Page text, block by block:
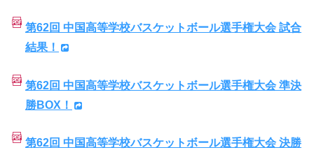
第62回 中国高等学校バスケットボール選手権大会 試合
結果！
第62回 中国高等学校バスケットボール選手権大会 準決
勝BOX！
第62回 中国高等学校バスケットボール選手権大会 決勝